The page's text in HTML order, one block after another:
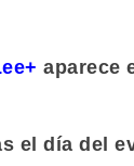
aparece
el día del